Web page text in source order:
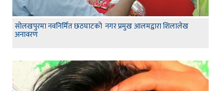
सोलखपुरमा नवनिर्मित छठघाटको नगर प्रमुख आलमद्वारा शिलालेख
अनावरण